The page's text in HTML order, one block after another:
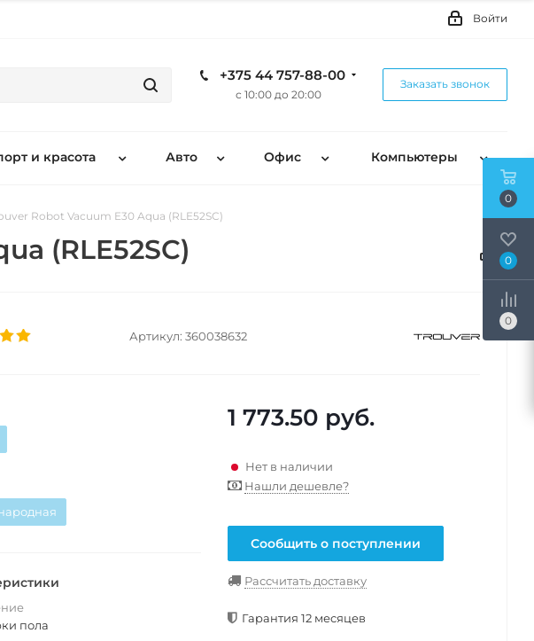
Войти
+375 44 757-88-00
с 10:00 до 20:00
Заказать звонок
и красота Авто Офис Компьютеры
Robot Vacuum E30 Aqua (RLE52SC)
(RLE52SC)
Артикул: 360038632
пола
1 773.50 руб.
Нет в наличии
Нашли дешевле?
Сообщить о поступлении
Рассчитать доставку
Гарантия 12 месяцев
0
0
0